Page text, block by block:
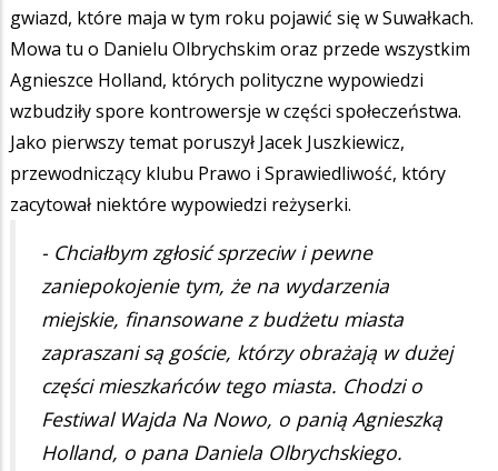
gwiazd, które maja w tym roku pojawić się w Suwałkach.
Mowa tu o Danielu Olbrychskim oraz przede wszystkim
Agnieszce Holland, których polityczne wypowiedzi
wzbudziły spore kontrowersje w części społeczeństwa.
Jako pierwszy temat poruszył Jacek Juszkiewicz,
przewodniczący klubu Prawo i Sprawiedliwość, który
zacytował niektóre wypowiedzi reżyserki.
- Chciałbym zgłosić sprzeciw i pewne
zaniepokojenie tym, że na wydarzenia
miejskie, finansowane z budżetu miasta
zapraszani są goście, którzy obrażają w dużej
części mieszkańców tego miasta. Chodzi o
Festiwal Wajda Na Nowo, o panią Agnieszką
Holland, o pana Daniela Olbrychskiego.